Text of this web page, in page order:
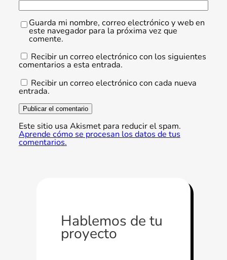
Guarda mi nombre, correo electrónico y web en
este navegador para la próxima vez que
comente.
Recibir un correo electrónico con los siguientes
comentarios a esta entrada.
Recibir un correo electrónico con cada nueva
entrada.
Este sitio usa Akismet para reducir el spam.
Aprende cómo se procesan los datos de tus
comentarios.
Hablemos de tu
proyecto